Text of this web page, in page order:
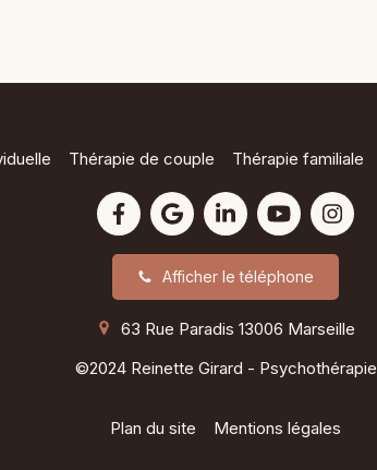
Thérapie de couple Thérapie familiale
Afficher le téléphone
63 Rue Paradis 13006 Marseille
©2024 Reinette Girard - Psychothérapie
Plan du site Mentions légales